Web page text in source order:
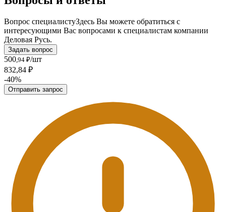
Вопрос специалистуЗдесь Вы можете обратиться с
интересующими Вас вопросами к специалистам компании
Деловая Русь.
Задать вопрос
500 ,94 ₽/шт
832,84 ₽
-40%
Отправить запрос